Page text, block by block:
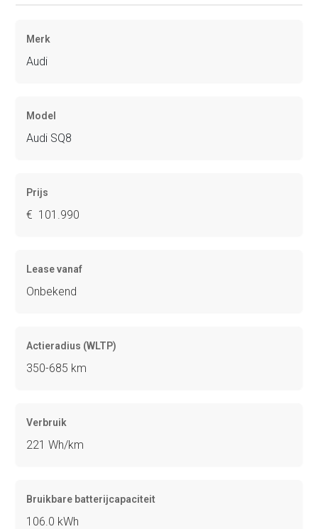
Merk
Audi
Model
Audi SQ8
Prijs
€ 101.990
Lease vanaf
Onbekend
Actieradius (WLTP)
350-685 km
Verbruik
221 Wh/km
Bruikbare batterijcapaciteit
106.0 kWh